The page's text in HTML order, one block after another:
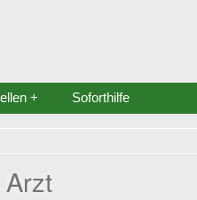
+ Soforthilfe